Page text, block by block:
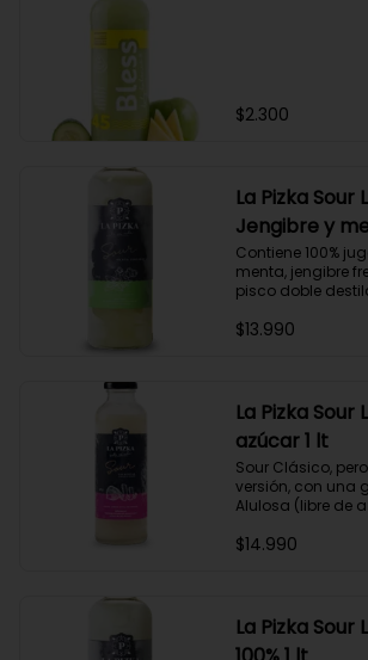
$2.300
La Pizka Sour
Jengibre y
Contiene 100%
menta, jengibre
pisco doble
Alejandría,
$13.990
La Pizka Sour
azúcar 1 lt
Sour Clásico,
versión, con una
Alulosa (libre de
100% con jugo
doble destilado
hecho a partir
corazón del Valle
$14.990
La Pizka Sour